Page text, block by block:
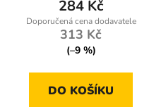
284 Kč
313 Kč
(–9 %)
DO KOŠÍKU